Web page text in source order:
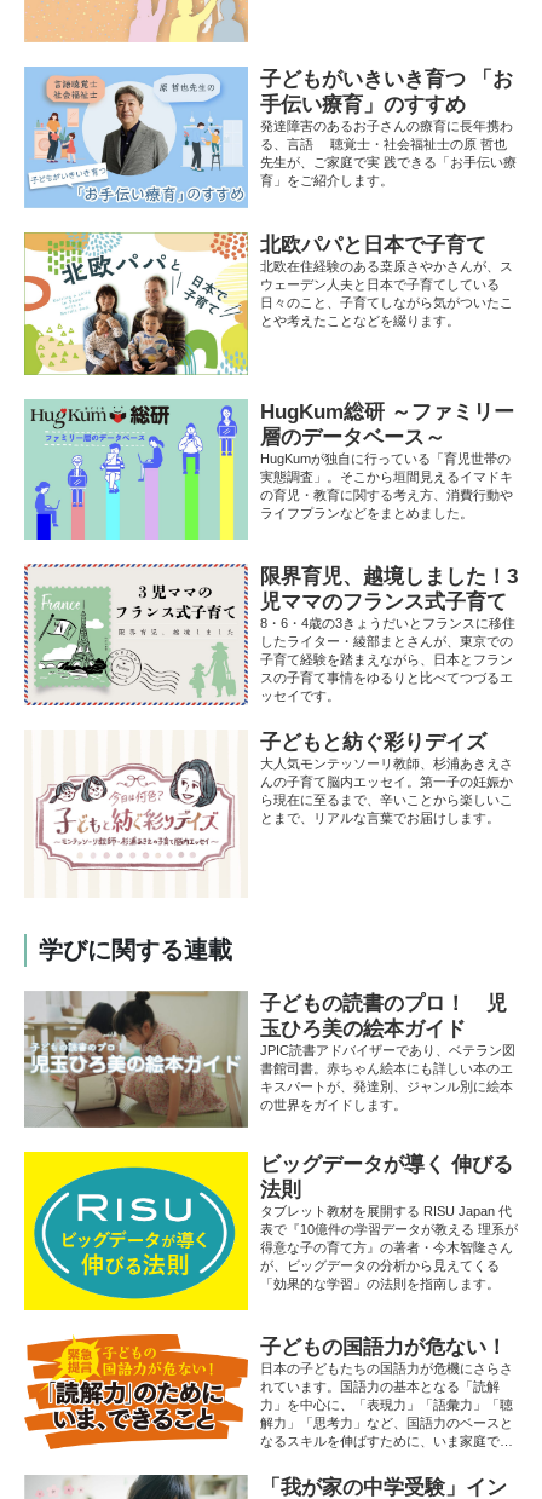
子どもがいきいき育つ 「お
手伝い療育」のすすめ
発達障害のあるお子さんの療育に長年携わ
る、言語 聴覚士・社会福祉士の原 哲也
先生が、ご家庭で実 践できる「お手伝い療
育」をご紹介します。
北欧パパと日本で子育て
北欧在住経験のある桒原さやかさんが、ス
ウェーデン人夫と日本で子育てしている
日々のこと、子育てしながら気がついたこ
とや考えたことなどを綴ります。
HugKum総研 ～ファミリー
層のデータベース～
HugKumが独自に行っている「育児世帯の
実態調査」。そこから垣間見えるイマドキ
の育児・教育に関する考え方、消費行動や
ライフプランなどをまとめました。
限界育児、越境しました！3
児ママのフランス式子育て
8・6・4歳の3きょうだいとフランスに移住
したライター・綾部まとさんが、東京での
子育て経験を踏まえながら、日本とフラン
スの子育て事情をゆるりと比べてつづるエ
ッセイです。
子どもと紡ぐ彩りデイズ
大人気モンテッソーリ教師、杉浦あきえさ
んの子育て脳内エッセイ。第一子の妊娠か
ら現在に至るまで、辛いことから楽しいこ
とまで、リアルな言葉でお届けします。
学びに関する連載
子どもの読書のプロ！ 児
玉ひろ美の絵本ガイド
JPIC読書アドバイザーであり、ベテラン図
書館司書。赤ちゃん絵本にも詳しい本のエ
キスパートが、発達別、ジャンル別に絵本
の世界をガイドします。
ビッグデータが導く 伸びる
法則
タブレット教材を展開する RISU Japan 代
表で『10億件の学習データが教える 理系が
得意な子の育て方』の著者・今木智隆さん
が、ビッグデータの分析から見えてくる
「効果的な学習」の法則を指南します。
子どもの国語力が危ない！
日本の子どもたちの国語力が危機にさらさ
れています。国語力の基本となる「読解
力」を中心に、「表現力」「語彙力」「聴
解力」「思考力」など、国語力のベースと
なるスキルを伸ばすために、いま家庭でで
授／文芸評論家）による執筆です。
「我が家の中学受験」イン